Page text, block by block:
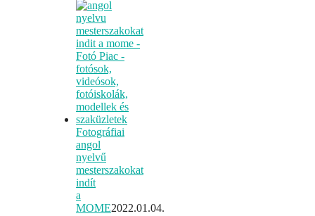
Fotográfiai
angol
nyelvű
mesterszakokat
indít
a
MOME2022.01.04.